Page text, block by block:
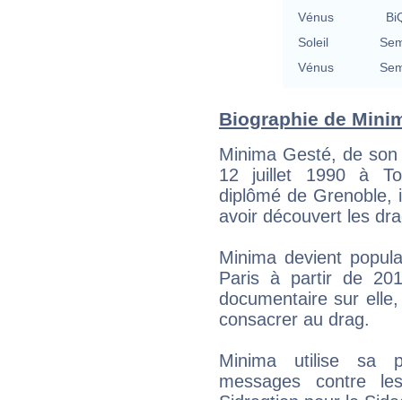
Vénus
Soleil
Vénus
Biographie de
Minima Gesté, de
12 juillet 1990 à
diplômé de Grenoble,
avoir découvert les
Minima devient
Paris à partir de
documentaire sur
consacrer au drag.
Minima utilise sa
messages contre